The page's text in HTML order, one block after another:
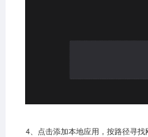
4、点击添加本地应用，按路径寻找